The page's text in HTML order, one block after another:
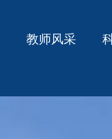
教师风采